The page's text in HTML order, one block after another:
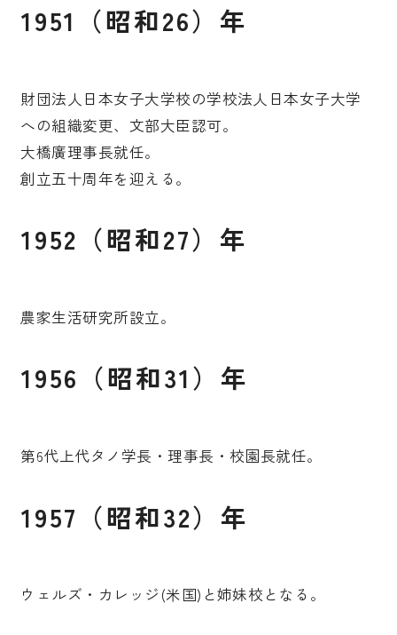
1951（昭和26）年
財団法人日本女子大学校の学校法人日本女子大学
への組織変更、文部大臣認可。
大橋廣理事長就任。
創立五十周年を迎える。
1952（昭和27）年
農家生活研究所設立。
1956（昭和31）年
第6代上代タノ学長・理事長・校園長就任。
1957（昭和32）年
ウェルズ・カレッジ(米国)と姉妹校となる。